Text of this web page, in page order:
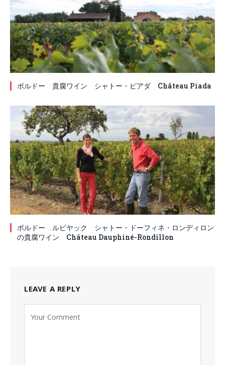
ボルドー 貴腐ワイン シャトー・ピアダ Château Piada
ボルドー ルピヤック シャトー・ドーフィネ・ロンディロン
の貴腐ワイン Château Dauphiné-Rondillon
LEAVE A REPLY